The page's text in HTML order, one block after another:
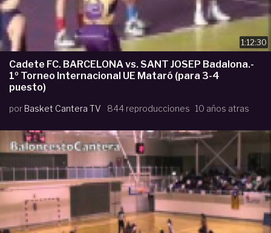
1:12:30
Cadete FC. BARCELONA vs. SANT JOSEP Badalona.-
1º Torneo Internacional UE Mataró (para 3-4
puesto)
por Basket Cantera TV 844 reproducciones 10 años atras